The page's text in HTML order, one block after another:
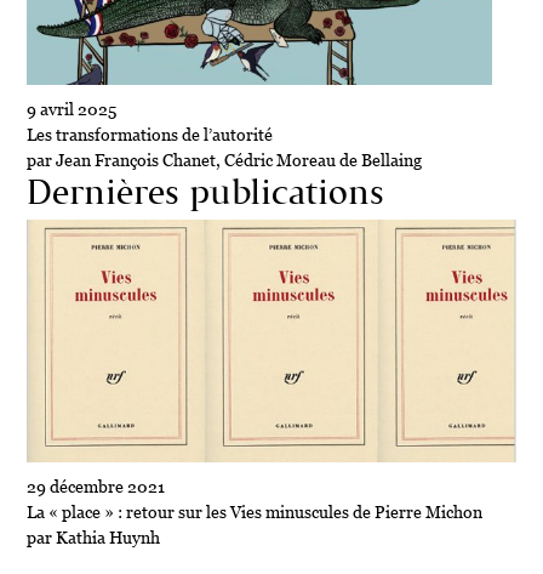
9 avril 2025
Les transformations de l’autorité
par Jean François Chanet, Cédric Moreau de Bellaing
Dernières publications
29 décembre 2021
La « place » : retour sur les Vies minuscules de Pierre Michon
par Kathia Huynh